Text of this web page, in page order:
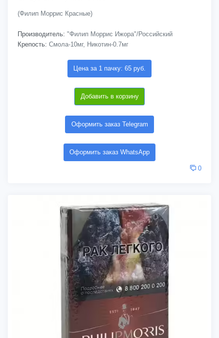
(Филип Моррис Красные)
Производитель: "Филип Моррис Ижора"/Российский
Крепость: Смола-10мг, Никотин-0.7мг
Цена за 1 пачку: 65 руб.
Добавить в корзину
Оформить заказ Telegram
Оформить заказ WhatsApp
0